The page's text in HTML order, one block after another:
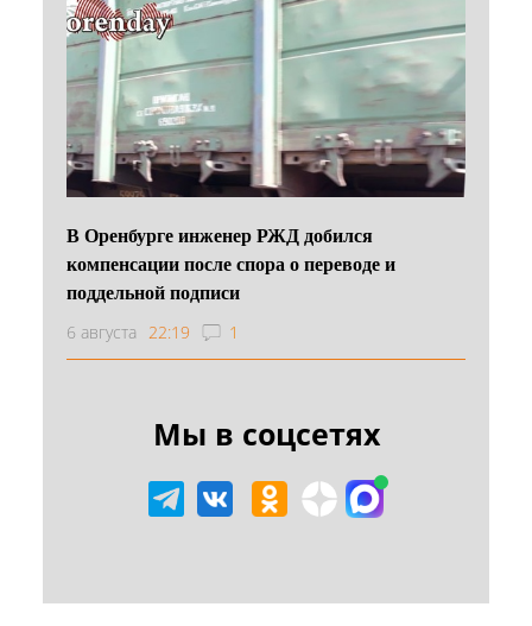
В Оренбурге инженер РЖД добился
компенсации после спора о переводе и
поддельной подписи
6 августа 22:19 1
Мы в соцсетях